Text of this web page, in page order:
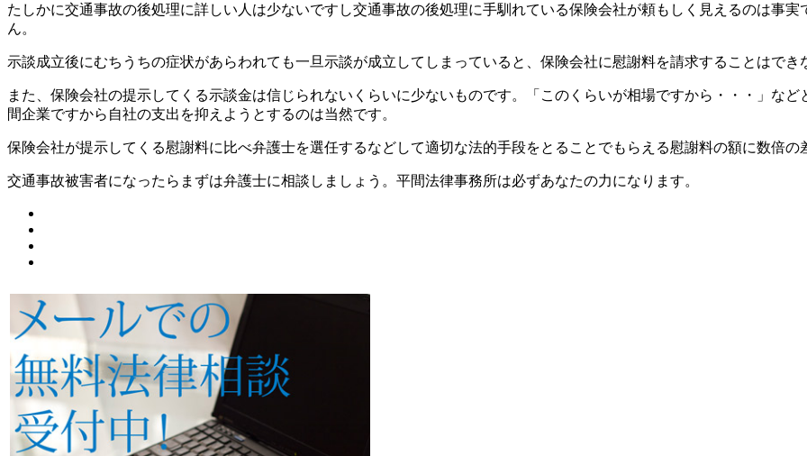
たしかに交通事故の後処理に詳しい人は少ないですし交通事故の後処理に手馴れている保険会社が頼もしく見えるのは事
ん。
示談成立後にむちうちの症状があらわれても一旦示談が成立してしまっていると、保険会社に慰謝料を請求することはでき
また、保険会社の提示してくる示談金は信じられないくらいに少ないものです。「このくらいが相場ですから・・・」な
間企業ですから自社の支出を抑えようとするのは当然です。
保険会社が提示してくる慰謝料に比べ弁護士を選任するなどして適切な法的手段をとることでもらえる慰謝料の額に数倍の
交通事故被害者になったらまずは弁護士に相談しましょう。平間法律事務所は必ずあなたの力になります。